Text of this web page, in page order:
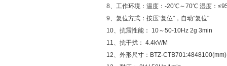
8、工作环境：温度：-20℃～70℃ 湿度：
9、复位方式：按压“复位"，自动“复位"
10、抗震性能： 10～50-10Hz 2g 3min
11、抗干扰： 4.4kV/M
12、外形尺寸：BTZ-CTB701:4848100(mm)